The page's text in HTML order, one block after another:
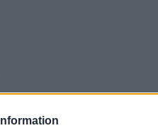
η Χαριλάου